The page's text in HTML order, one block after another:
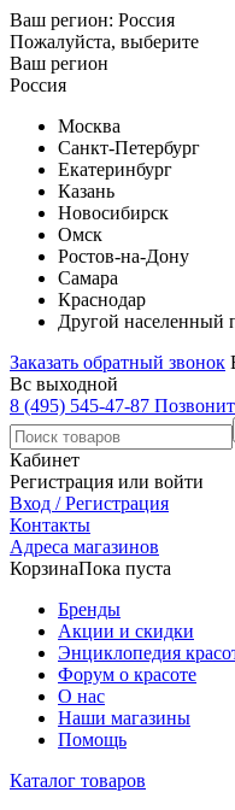
Ваш регион: Россия
Пожалуйста, выберите
Ваш регион
Россия
Москва
Санкт-Петербург
Екатеринбург
Казань
Новосибирск
Омск
Ростов-на-Дону
Самара
Краснодар
Другой населенный
Заказать обратный звонок
Вс выходной
8 (495) 545-47-87
Кабинет
Регистрация или войти
Вход / Регистрация
Контакты
Адреса магазинов
КорзинаПока пуста
Бренды
Акции и скидки
Энциклопедия
Форум о красоте
О нас
Наши магазины
Помощь
Каталог товаров